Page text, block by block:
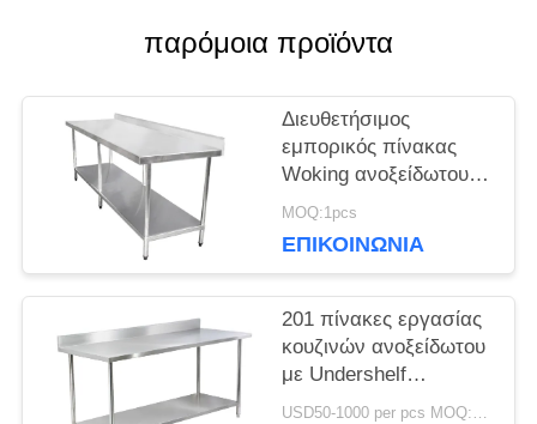
ΜΙΑ
ΠΡΟΣΦΟΡΆ
SITEMAP
PRIVACY
POLICY
παρόμοια προϊόντα
Διευθετήσιμος
εμπορικός πίνακας
Woking ανοξείδωτου
κουζινών εξοπλισμού
MOQ:1pcs
ΕΠΙΚΟΙΝΩΝΊΑ
201 πίνακες εργασίας
κουζινών ανοξείδωτου
με Undershelf
Backsplash Rustproof USD50-1000 per pcs MOQ:1pcs